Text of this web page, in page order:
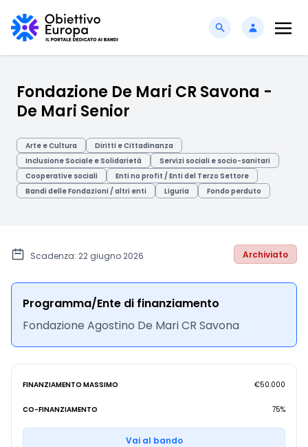
Fondazione De Mari CR Savona -
De Mari Senior
Arte e Cultura
Diritti e Cittadinanza
Inclusione Sociale e Solidarietà
Servizi sociali e socio-sanitari
Cooperative sociali
Enti no profit / Enti del Terzo Settore
Bandi delle Fondazioni / altri enti
Liguria Fondo perduto
Scadenza: 22 giugno 2026 Archiviato
Programma/Ente di finanziamento
Fondazione Agostino De Mari CR Savona
FINANZIAMENTO MASSIMO €50.000
CO-FINANZIAMENTO 75%
Vai al bando